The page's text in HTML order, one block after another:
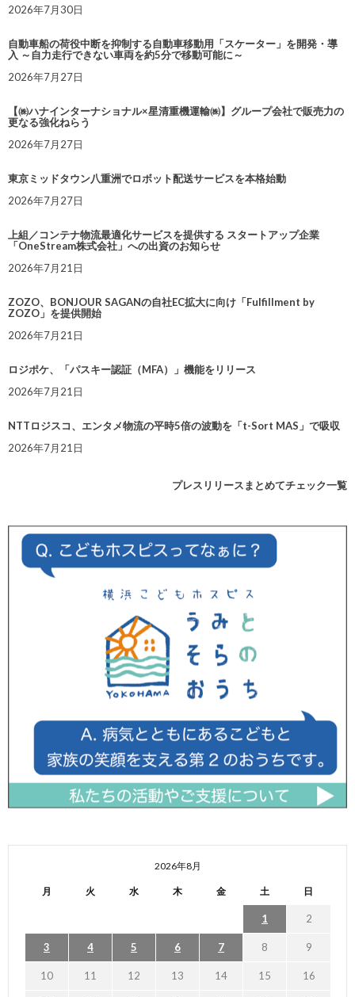
2026年7月30日
自動車船の荷役中断を抑制する自動車移動用「スケーター」を開発・導
入 ～自力走行できない車両を約5分で移動可能に～
2026年7月27日
【㈱ハナインターナショナル×星清重機運輸㈱】グループ会社で販売力の
更なる強化ねらう
2026年7月27日
東京ミッドタウン八重洲でロボット配送サービスを本格始動
2026年7月27日
上組／コンテナ物流最適化サービスを提供する スタートアップ企業
「OneStream株式会社」への出資のお知らせ
2026年7月21日
ZOZO、BONJOUR SAGANの自社EC拡大に向け「Fulfillment by
ZOZO」を提供開始
2026年7月21日
ロジポケ、「パスキー認証（MFA）」機能をリリース
2026年7月21日
NTTロジスコ、エンタメ物流の平時5倍の波動を「t-Sort MAS」で吸収
2026年7月21日
プレスリリースまとめてチェック一覧
2026年8月
月 火 水 木 金 土 日
1 2
3 4 5 6 7 8 9
10 11 12 13 14 15 16